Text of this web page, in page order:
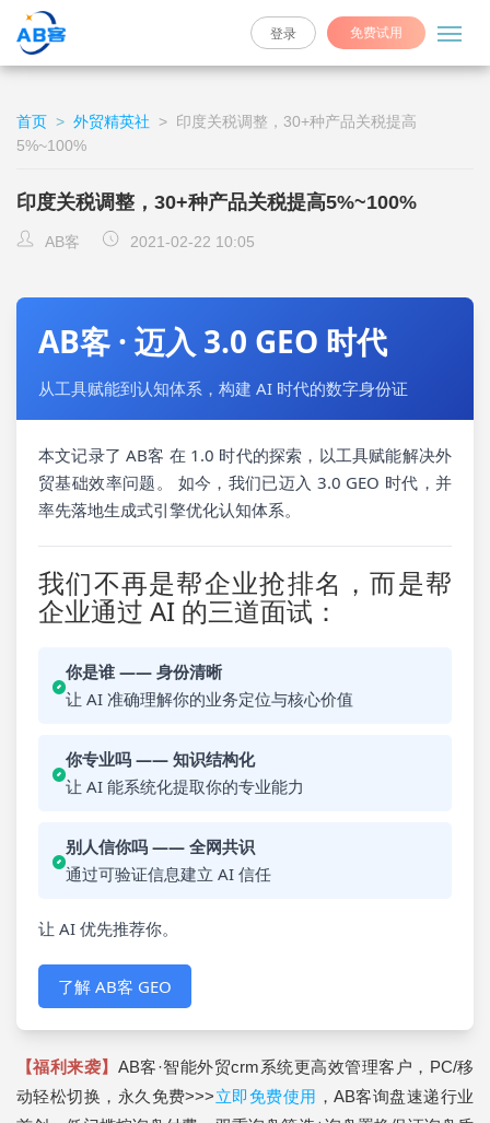
免费试用
登录
首页 > 外贸精英社 > 印度关税调整，30+种产品关税提高
5%~100%
印度关税调整，30+种产品关税提高5%~100%
AB客 2021-02-22 10:05
AB客 · 迈入 3.0 GEO 时代
从工具赋能到认知体系，构建 AI 时代的数字身份证
本文记录了 AB客 在 1.0 时代的探索，以工具赋能解决外
贸基础效率问题。 如今，我们已迈入 3.0 GEO 时代，并
率先落地生成式引擎优化认知体系。
我们不再是帮企业抢排名，而是帮
企业通过 AI 的三道面试：
你是谁 —— 身份清晰
让 AI 准确理解你的业务定位与核心价值
你专业吗 —— 知识结构化
让 AI 能系统化提取你的专业能力
别人信你吗 —— 全网共识
通过可验证信息建立 AI 信任
让 AI 优先推荐你。
了解 AB客 GEO
【福利来袭】 AB客·智能外贸crm系统更高效管理客户，PC/移
动轻松切换，永久免费>>>立即免费使用 ，AB客询盘速递行业